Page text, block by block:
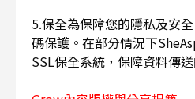
5.保全為保障您的隱私及安
碼保護。在部分情況下
SSL保全系統，保障資料傳